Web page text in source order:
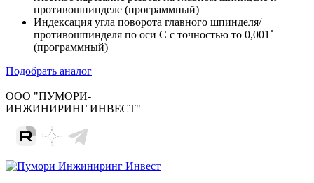
противошпинделе (программный)
Индексация угла поворота главного шпинделя/
противошпинделя по оси C с точностью то 0,001˚
(программный)
Подобрать аналог
ООО "ПУМОРИ-
ИНЖИНИРИНГ ИНВЕСТ"